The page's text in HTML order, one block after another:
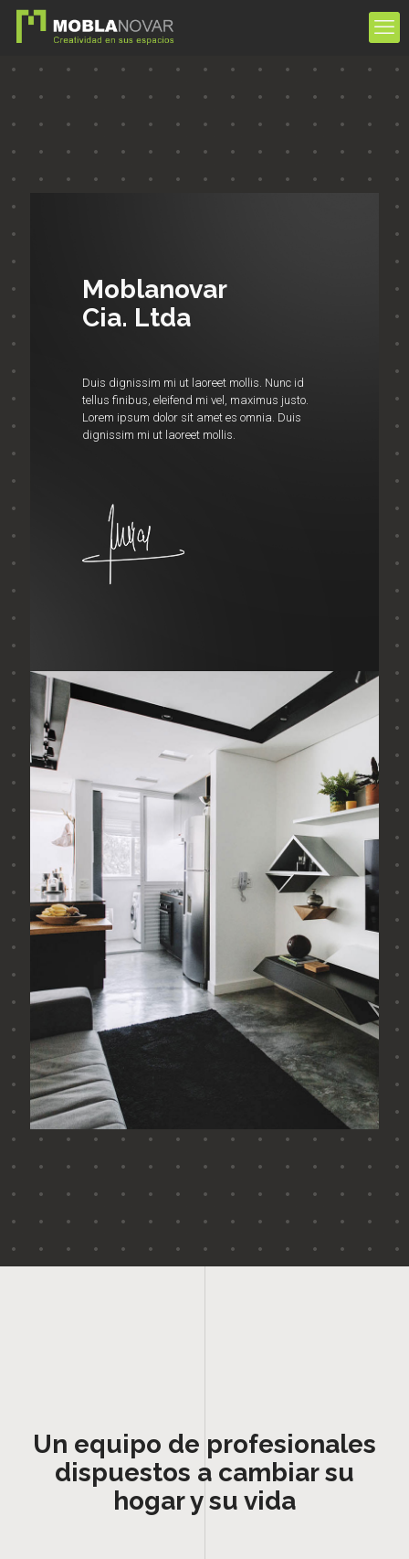
Moblanovar
Cia. Ltda
Duis dignissim mi ut laoreet mollis. Nunc id
tellus finibus, eleifend mi vel, maximus justo.
Lorem ipsum dolor sit amet es omnia. Duis
dignissim mi ut laoreet mollis.
Un equipo de profesionales
dispuestos a cambiar su
hogar y su vida